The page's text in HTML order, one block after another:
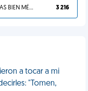
TU L'AS BIEN MÉRITÉ 3 216
a tocar a mi
"Tomen,